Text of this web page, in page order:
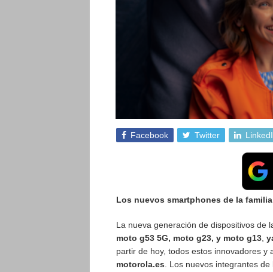
Facebook Twitter
Los nuevos smartphones de la
La nueva generación de dispositivos de
moto g53 5G, moto g23, y moto g13,
partir de hoy, todos estos innovadores
motorola.es . Los nuevos integrantes